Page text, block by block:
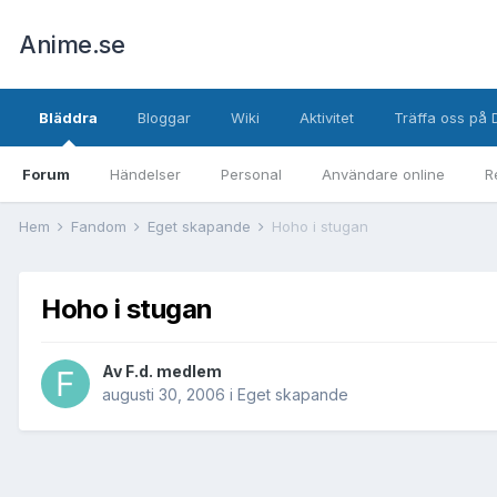
Anime.se
Bläddra
Forum Händelser Personal Användare online
Bloggar Wiki Aktivitet Träffa oss på
Hem Fandom Eget skapande Hoho i stugan
Hoho i stugan
Av F.d. medlem
augusti 30, 2006 i Eget skapande